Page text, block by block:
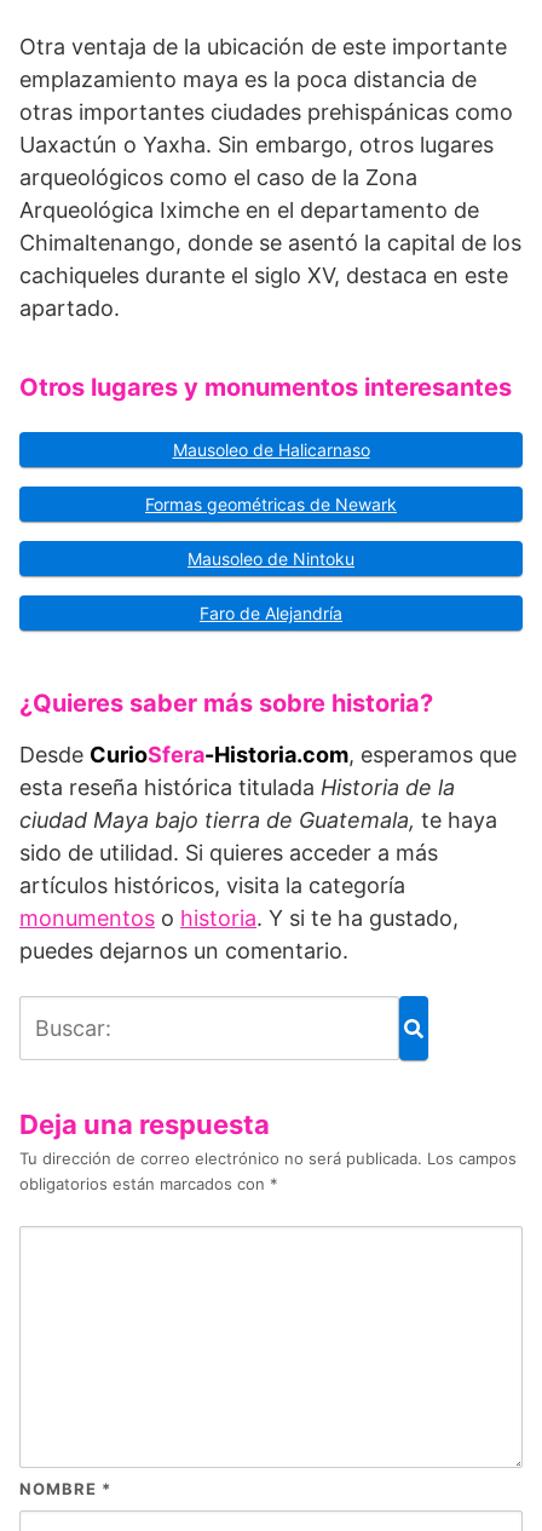
Otra ventaja de la ubicación de este importante
emplazamiento maya es la poca distancia de
otras importantes ciudades prehispánicas como
Uaxactún o Yaxha. Sin embargo, otros lugares
arqueológicos como el caso de la Zona
Arqueológica Iximche en el departamento de
Chimaltenango, donde se asentó la capital de los
cachiqueles durante el siglo XV, destaca en este
apartado.
Otros lugares y monumentos interesantes
Mausoleo de Halicarnaso
Formas geométricas de Newark
Mausoleo de Nintoku
Faro de Alejandría
¿Quieres saber más sobre historia?
Desde CurioSfera-Historia.com, esperamos que
esta reseña histórica titulada Historia de la
ciudad Maya bajo tierra de Guatemala, te haya
sido de utilidad. Si quieres acceder a más
artículos históricos, visita la categoría
monumentos o historia. Y si te ha gustado,
puedes dejarnos un comentario.
Deja una respuesta
Tu dirección de correo electrónico no será publicada. Los campos
obligatorios están marcados con *
NOMBRE *